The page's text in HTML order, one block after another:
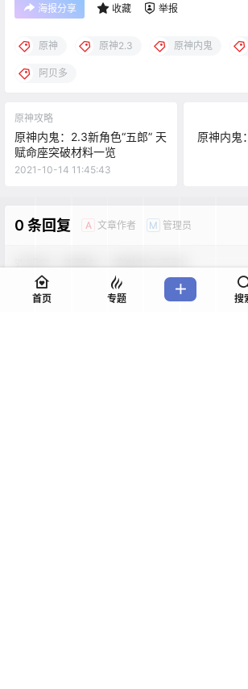
海报分享 收藏 举报
原神 原神2.3 原神内鬼
阿贝多
原神攻略
原神内鬼：2.3新角色“五郎” 天
赋命座突破材料一览
2021-10-14 11:45:43
原神内鬼
0 条回复 A 文章作者 M 管理员
欢迎您，新朋友，感谢参与互动！
首页 专题 搜